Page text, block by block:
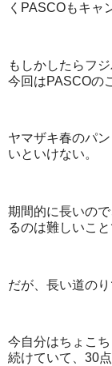
くPASCOもキャ
もしかしたらフ
今回はPASCOの
ヤマザキ春のパ
いといけない。
期間的に長いの
るのは難しいこと
だが、長い道のり
今自分はちょこ
続けていて、30